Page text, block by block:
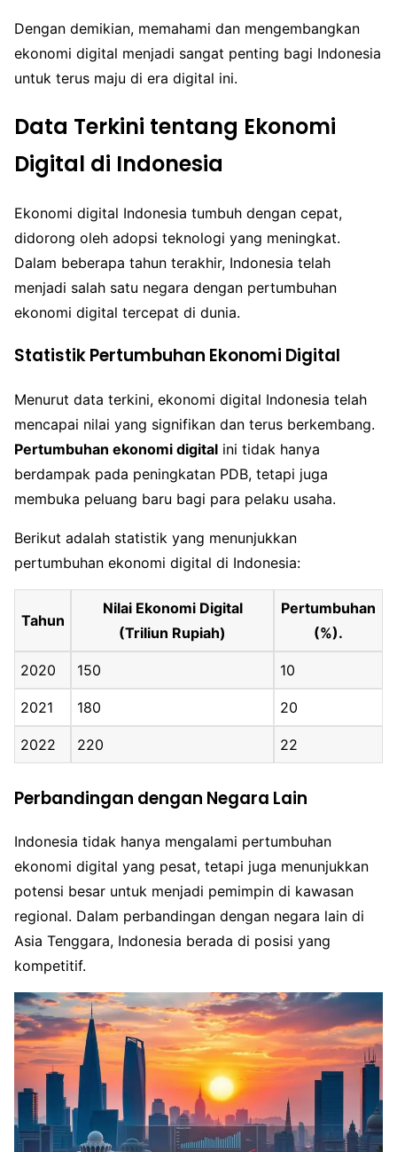
Dengan demikian, memahami dan mengembangkan
ekonomi digital menjadi sangat penting bagi Indonesia
untuk terus maju di era digital ini.
Data Terkini tentang Ekonomi
Digital di Indonesia
Ekonomi digital Indonesia tumbuh dengan cepat,
didorong oleh adopsi teknologi yang meningkat.
Dalam beberapa tahun terakhir, Indonesia telah
menjadi salah satu negara dengan pertumbuhan
ekonomi digital tercepat di dunia.
Statistik Pertumbuhan Ekonomi Digital
Menurut data terkini, ekonomi digital Indonesia telah
mencapai nilai yang signifikan dan terus berkembang.
Pertumbuhan ekonomi digital ini tidak hanya
berdampak pada peningkatan PDB, tetapi juga
membuka peluang baru bagi para pelaku usaha.
Berikut adalah statistik yang menunjukkan
pertumbuhan ekonomi digital di Indonesia:
Tahun
Nilai Ekonomi Digital
(Triliun Rupiah)
Pertumbuhan
(%).
2020 150 10
2021 180 20
2022 220 22
Perbandingan dengan Negara Lain
Indonesia tidak hanya mengalami pertumbuhan
ekonomi digital yang pesat, tetapi juga menunjukkan
potensi besar untuk menjadi pemimpin di kawasan
regional. Dalam perbandingan dengan negara lain di
Asia Tenggara, Indonesia berada di posisi yang
kompetitif.